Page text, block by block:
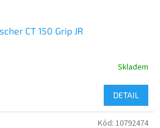
CT 150 Grip JR
Skladem
DETAIL
Kód: 10792474